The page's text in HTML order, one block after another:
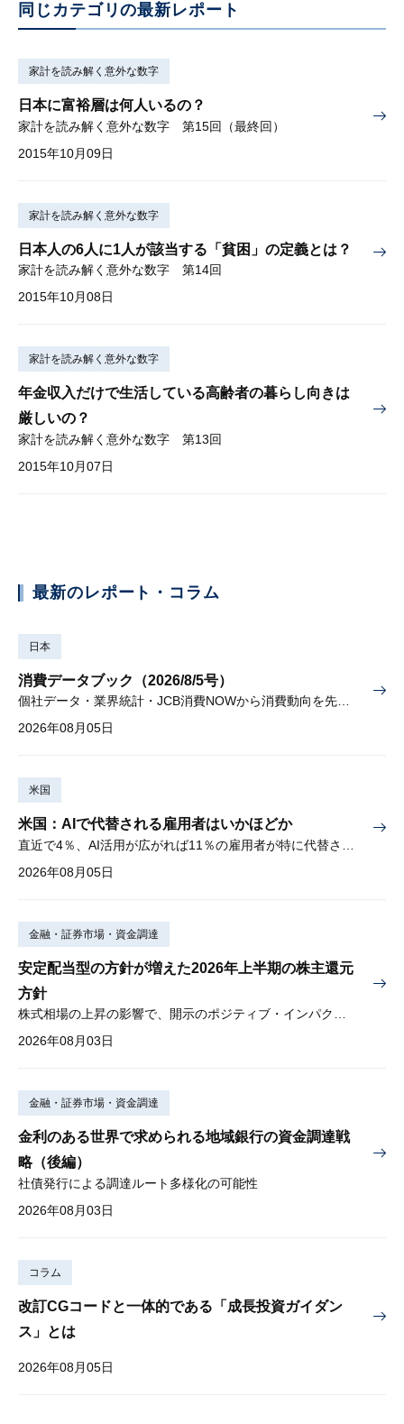
同じカテゴリの最新レポート
家計を読み解く意外な数字
日本に富裕層は何人いるの？
家計を読み解く意外な数字 第15回（最終回）
2015年10月09日
家計を読み解く意外な数字
日本人の6人に1人が該当する「貧困」の定義とは？
家計を読み解く意外な数字 第14回
2015年10月08日
家計を読み解く意外な数字
年金収入だけで生活している高齢者の暮らし向きは
厳しいの？
家計を読み解く意外な数字 第13回
2015年10月07日
最新のレポート・コラム
日本
消費データブック（2026/8/5号）
個社データ・業界統計・JCB消費NOWから消費動向を先取り
2026年08月05日
米国
米国：AIで代替される雇用者はいかほどか
2026年08月05日
金融・証券市場・資金調達
安定配当型の方針が増えた2026年上半期の株主還元
方針
株式相場の上昇の影響で、開示のポジティブ・インパクトは低下
2026年08月03日
金融・証券市場・資金調達
金利のある世界で求められる地域銀行の資金調達戦
略（後編）
社債発行による調達ルート多様化の可能性
2026年08月03日
コラム
改訂CGコードと一体的である「成長投資ガイダン
ス」とは
2026年08月05日